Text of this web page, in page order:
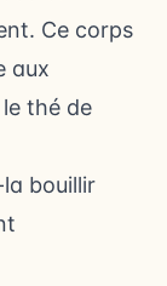
Ce corps
aux
thé de
bouillir